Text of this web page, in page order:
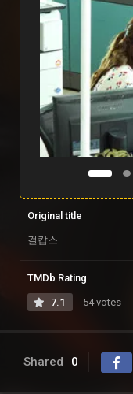
Original title
걸캅스
TMDb Rating
7.1 54 votes
Shared 0